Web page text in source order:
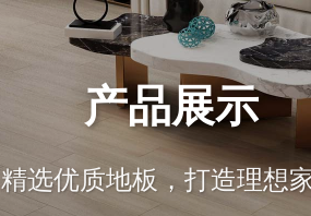
产品展示
精选优质地板，打造理想